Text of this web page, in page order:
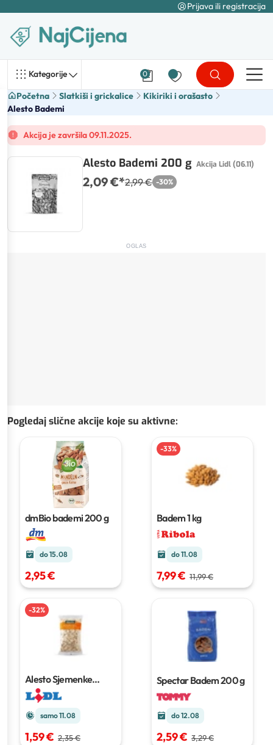
Prijava ili registracija
Kategorije 0
Početna Slatkiši i grickalice
Kikiriki i orašasto
Alesto Bademi
Akcija je završila 09.11.2025.
Alesto Bademi 200 g Akcija Lidl (06.11)
2,09 €*2,99 € -30%
OGLAS
Pogledaj slične akcije koje su aktivne:
dmBio bademi200 g
do 15.08
2,95 €
-33%
Badem1 kg
do 11.08
7,99 € 11,99 €
-32%
Alesto Sjemenke
bundeve
samo 11.08
1,59 € 2,35 €
Spectar Badem200 g
do 12.08
2,59 € 3,29 €